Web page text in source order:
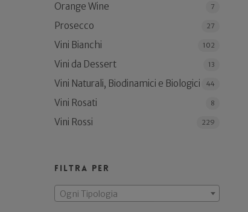
Orange Wine 7
Prosecco 27
Vini Bianchi 102
Vini da Dessert 13
Vini Naturali, Biodinamici e Biologici 44
Vini Rosati 8
Vini Rossi 229
Filtra per
Ogni Tipologia